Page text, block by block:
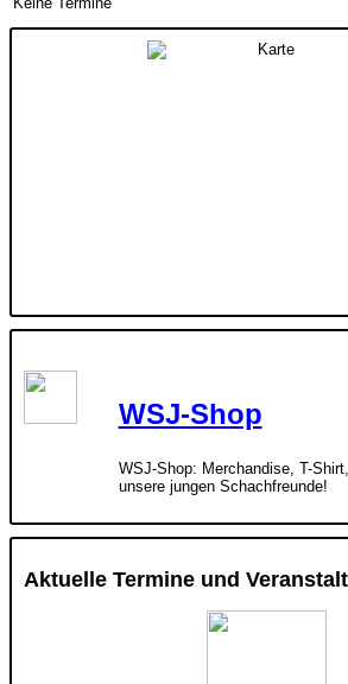
WSJ-Shop
WSJ-Shop: Merchandise, T-
unsere jungen Schachfreunde!
Aktuelle Termine und